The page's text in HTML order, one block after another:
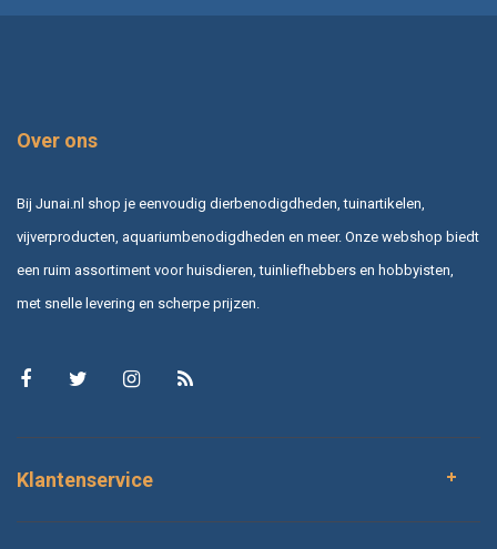
Over ons
Bij Junai.nl shop je eenvoudig dierbenodigdheden, tuinartikelen,
vijverproducten, aquariumbenodigdheden en meer. Onze webshop biedt
een ruim assortiment voor huisdieren, tuinliefhebbers en hobbyisten,
met snelle levering en scherpe prijzen.
Klantenservice